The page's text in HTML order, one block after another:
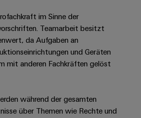
im Sinne der
Teamarbeit besitzt
da Aufgaben an
und Geräten
mit anderen Fachkräften gelöst
während der gesamten
über Themen wie Rechte und